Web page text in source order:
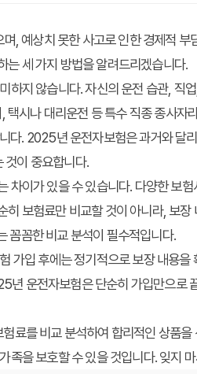
예상치 못한 사고로 인한 경제적 부
세 가지 방법을 알려드리겠습니다.
지 않습니다. 자신의 운전 습관, 직
시나 대리운전 등 특수 직종 종사자
다. 2025년 운전자보험은 과거와 달
것이 중요합니다.
이가 있을 수 있습니다. 다양한 보
보험료만 비교할 것이 아니라, 보
꼼꼼한 비교 분석이 필수적입니다.
가입 후에는 정기적으로 보장 내용
운전자보험은 단순히 가입만으로
를 비교 분석하여 합리적인 상품
을 보호할 수 있을 것입니다. 잊지